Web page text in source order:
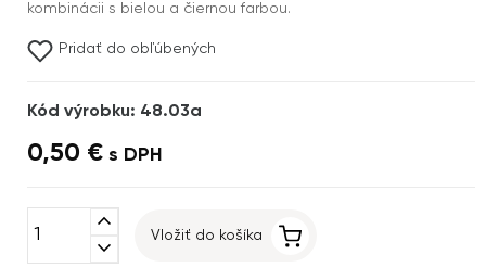
kombinácii s bielou a čiernou farbou.
Pridať do obľúbených
Kód výrobku: 48.03a
0,50 € s DPH
expand_less
expand_more
Vložiť do košíka